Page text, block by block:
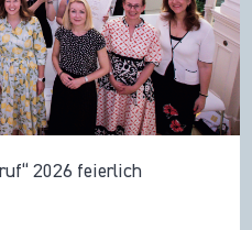
2026 feierlich